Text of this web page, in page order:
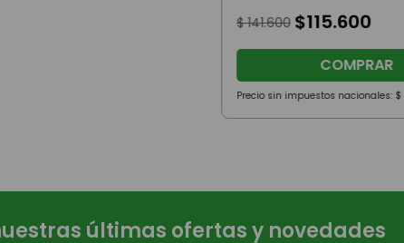
$ 141.600 $115.600
COMPRAR
Precio sin impuestos nacionales: $
últimas ofertas y novedades